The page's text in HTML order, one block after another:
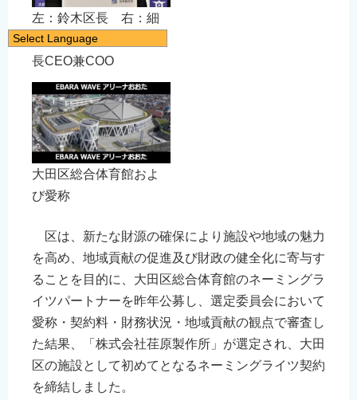
左：鈴木区長 右：細
田取締役代表執行役社
長CEO兼COO
大田区総合体育館およ
び愛称
区は、新たな財源の確保により施設や地域の魅力
を高め、地域貢献の促進及び財政の健全化に寄与す
ることを目的に、大田区総合体育館のネーミングラ
イツパートナーを昨年公募し、選定委員会において
愛称・契約料・財務状況・地域貢献の観点で審査し
た結果、「株式会社荏原製作所」が選定され、大田
区の施設として初めてとなるネーミングライツ契約
を締結しました。
Select Language
譌･譛ｬ隱�
English
邂菴謎ｸｭ譁�
郢�ｫ比ｸｭ譁�
﨑懋ｵｭ�ｴ
爨ｨ爭�､ｪ爨ｾ爨ｲ爭